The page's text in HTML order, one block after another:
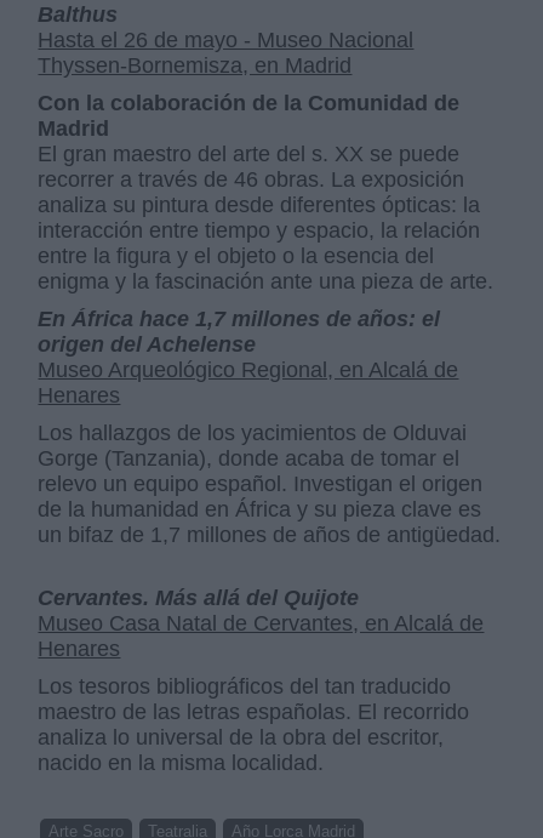
Balthus
Hasta el 26 de mayo - Museo Nacional
Thyssen-Bornemisza, en Madrid
Con la colaboración de la Comunidad de
Madrid
El gran maestro del arte del s. XX se puede
recorrer a través de 46 obras. La exposición
analiza su pintura desde diferentes ópticas: la
interacción entre tiempo y espacio, la relación
entre la figura y el objeto o la esencia del
enigma y la fascinación ante una pieza de arte.
En África hace 1,7 millones de años: el
origen del Achelense
Museo Arqueológico Regional, en Alcalá de
Henares
Los hallazgos de los yacimientos de Olduvai
Gorge (Tanzania), donde acaba de tomar el
relevo un equipo español. Investigan el origen
de la humanidad en África y su pieza clave es
un bifaz de 1,7 millones de años de antigüedad.
Cervantes. Más allá del Quijote
Museo Casa Natal de Cervantes, en Alcalá de
Henares
Los tesoros bibliográficos del tan traducido
maestro de las letras españolas. El recorrido
analiza lo universal de la obra del escritor,
nacido en la misma localidad.
Arte Sacro Teatralia Año Lorca Madrid